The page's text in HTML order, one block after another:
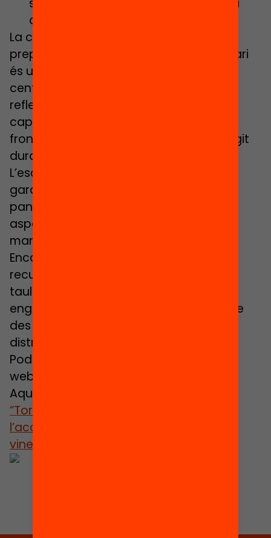
societats riques en multiculturalitat i
orígens,
La capacitat d’anticipació i estar
preparats per qualsevol mena d’escenari
és un desig compartit pels directors de
centre amb els que hem compartit
reflexions. Tots ells han destacat la
capacitat creativa dels docents per fer
front als reptes inesperats que han sorgit
durant les setmanes de confinament.
L’escola és un espai imprescindible per
garantir l’equitat social i aquesta
pandèmia ha posat el focus en molts
aspectes que la quotidianitat ha
mantingut latents.
Encapçalar una tornada a l’escola que
reculli tots els reptes que hi ha sobre la
taula no és una tasca fàcil però sí molt
engrescadora, sobretot si es du a terme
des de l’escolta i des del lideratge
distribuït.
Podeu accedir a la gravació íntegra del
webinar en
Aquest webinar s’inscriu en el repte
“Tornada a l’escola. Com hauria de ser
l’acollida als infants i famílies el curs
vinent?”